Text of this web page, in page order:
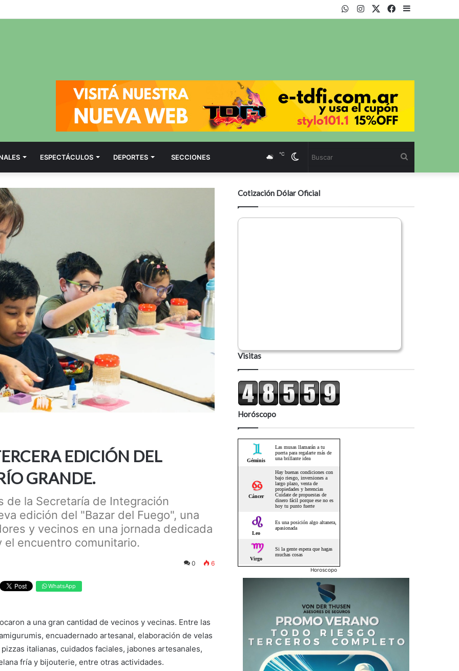
Facebook
Twitter
Instagram
WhatsApp
ESPECTÁCULOS DEPORTES SECCIONES Cambiar
modo
℃
EDICIÓN DEL
GRANDE.
de la Secretaría de Integración
edición del "Bazar del Fuego", una
y vecinos en una jornada dedicada
el encuentro comunitario.
0 6
WhatsApp
a una gran cantidad de vecinos y vecinas. Entre las
encuadernado artesanal, elaboración de velas
italianas, cuidados faciales, jabones artesanales,
fría y bijouterie, entre otras actividades.
Cotización Dólar Oficial
Visitas
Horóscopo
Horoscopo